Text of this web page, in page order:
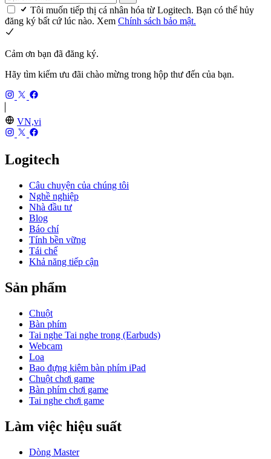
Tôi muốn tiếp thị cá nhân hóa từ Logitech. Bạn có thể hủy
đăng ký bất cứ lúc nào. Xem Chính sách bảo mật.
Cảm ơn bạn đã đăng ký.
Hãy tìm kiếm ưu đãi chào mừng trong hộp thư đến của bạn.
VN,vi
Logitech
Câu chuyện của chúng tôi
Nghề nghiệp
Nhà đầu tư
Blog
Báo chí
Tính bền vững
Tái chế
Khả năng tiếp cận
Sản phẩm
Chuột
Bàn phím
Tai nghe Tai nghe trong (Earbuds)
Webcam
Loa
Bao đựng kiêm bàn phím iPad
Chuột chơi game
Bàn phím chơi game
Tai nghe chơi game
Làm việc hiệu suất
Dòng Master